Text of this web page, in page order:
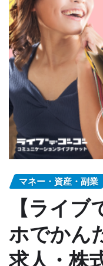
マネー・資産・副業
【ライ
ホでかん
求人・株